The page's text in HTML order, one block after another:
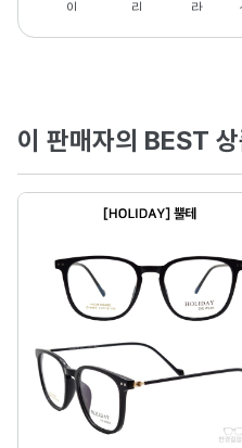
이
리
라
이 판매자의 BEST